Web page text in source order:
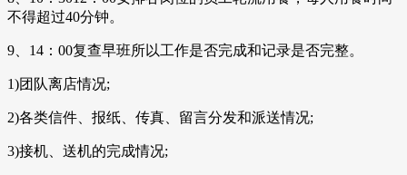
不得超过40分钟。
9、14：00复查早班所以工作是否完成和记录是否完整。
1)团队离店情况;
2)各类信件、报纸、传真、留言分发和派送情况;
3)接机、送机的完成情况;